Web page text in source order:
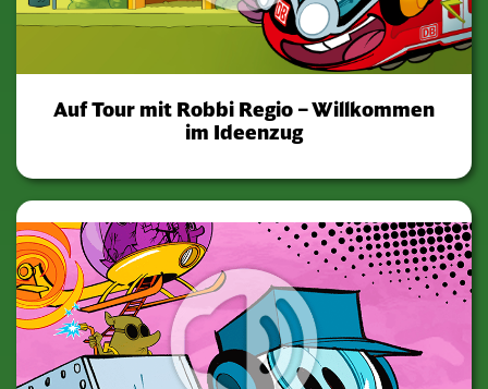
Auf Tour mit Robbi Regio – Willkommen
im Ideenzug